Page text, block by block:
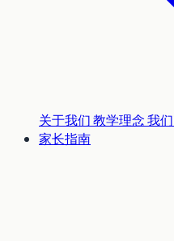
关于我们教学理念我
家长指南